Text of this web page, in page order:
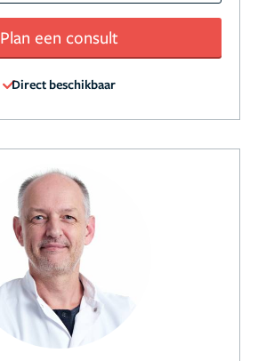
Plan een consult
Direct beschikbaar